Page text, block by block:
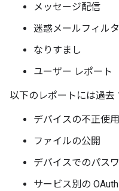
メッセージ配信
迷惑メールフィルタ
なりすまし
ユーザー レポート
以下のレポートには過去
デバイスの不正使
ファイルの公開
デバイスでのパス
サービス別の